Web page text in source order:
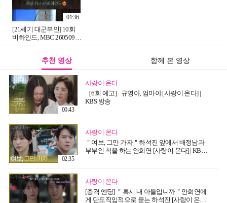
[21세기 대군부인] 10회
비하인드, MBC 260509
01:36
추천 영상 함께 본 영상
사랑이 온다
［6회 예고］규영아, 엄마야 [사랑이 온다] |
KBS 방송
00:43
사랑이 온다
＂여보, 그만 가자＂하석진 앞에서 배정남과
부부인 척을 하는 안희연 [사랑이 온다] | KBS
02:35
사랑이 온다
[충격 엔딩] ＂혹시 내 아들입니까＂안희연에
게 단도직입적으로 묻는 하석진 [사랑이 온다] |